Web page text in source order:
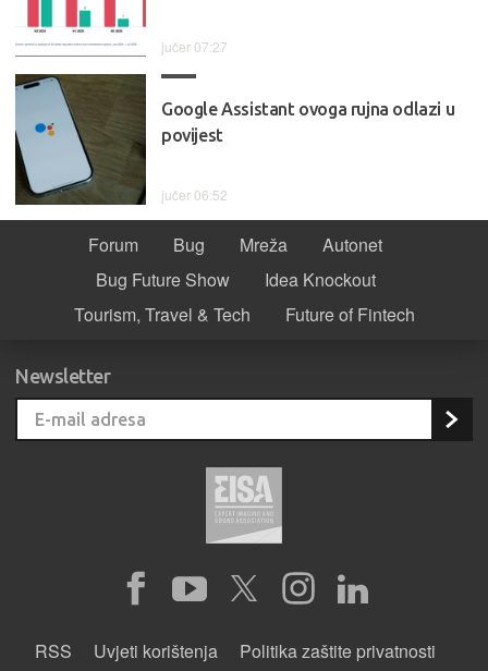
jučer 07:27
Google Assistant ovoga rujna odlazi u
povijest
jučer 06:52
Forum Bug Mreža
Autonet
Bug Future Show
Idea Knockout
Tourism, Travel & Tech
Future of Fintech
Newsletter
RSS Uvjeti korištenja
Politika zaštite privatnosti